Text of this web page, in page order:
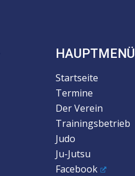
HAUPTMENÜ
Startseite
Termine
Der Verein
Trainingsbetrieb
Judo
Ju-Jutsu
Facebook